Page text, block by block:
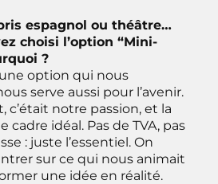
espagnol ou théâtre…
choisi l’option “Mini-
?
option qui nous
serve aussi pour l’avenir.
c’était notre passion, et la
cadre idéal. Pas de TVA, pas
: juste l’essentiel. On
sur ce qui nous animait
une idée en réalité.